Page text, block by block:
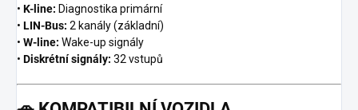
• K-line: Diagnostika primární
• LIN-Bus: 2 kanály (základní)
• W-line: Wake-up signály
• Diskrétní signály: 32 vstupů